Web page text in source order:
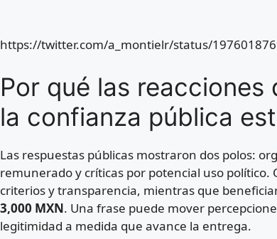
https://twitter.com/a_montielr/status/
Por qué las
la confianza pública
Las respuestas públicas mostraron dos polos:
remunerado y críticas por potencial uso político.
criterios y transparencia, mientras que
3,000 MXN. Una frase puede mover
legitimidad a medida que avance la entrega.